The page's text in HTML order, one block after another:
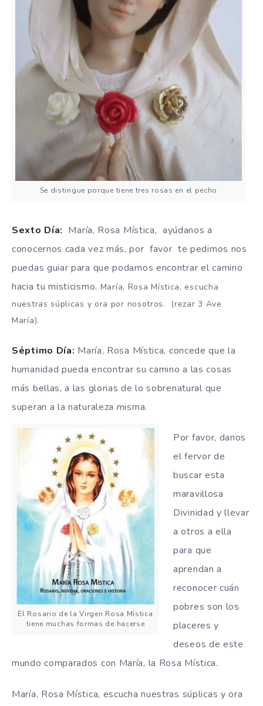
Se distingue porque tiene tres rosas en el pecho
Sexto Día: María, Rosa Mística, ayúdanos a
conocernos cada vez más, por favor te pedimos nos
puedas guiar para que podamos encontrar el camino
hacia tu misticismo. María, Rosa Mística, escucha
nuestras súplicas y ora por nosotros. (rezar 3 Ave
María).
Séptimo Día: María, Rosa Mística, concede que la
humanidad pueda encontrar su camino a las cosas
más bellas, a las glorias de lo sobrenatural que
superan a la naturaleza misma.
El Rosario de la Virgen Rosa Mística
tiene muchas formas de hacerse
Por favor, danos
el fervor de
buscar esta
maravillosa
Divinidad y llevar
a otros a ella
para que
aprendan a
reconocer cuán
pobres son los
placeres y
deseos de este
mundo comparados con María, la Rosa Mística.
María, Rosa Mística, escucha nuestras súplicas y ora